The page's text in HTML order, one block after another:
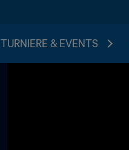
TURNIERE & EVENTS